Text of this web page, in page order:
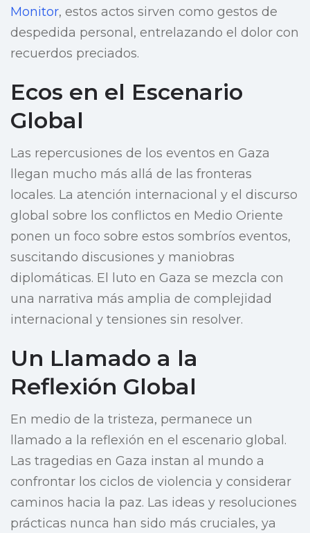
Monitor, estos actos sirven como gestos de
despedida personal, entrelazando el dolor con
recuerdos preciados.
Ecos en el Escenario
Global
Las repercusiones de los eventos en Gaza
llegan mucho más allá de las fronteras
locales. La atención internacional y el discurso
global sobre los conflictos en Medio Oriente
ponen un foco sobre estos sombríos eventos,
suscitando discusiones y maniobras
diplomáticas. El luto en Gaza se mezcla con
una narrativa más amplia de complejidad
internacional y tensiones sin resolver.
Un Llamado a la
Reflexión Global
En medio de la tristeza, permanece un
llamado a la reflexión en el escenario global.
Las tragedias en Gaza instan al mundo a
confrontar los ciclos de violencia y considerar
caminos hacia la paz. Las ideas y resoluciones
prácticas nunca han sido más cruciales, ya